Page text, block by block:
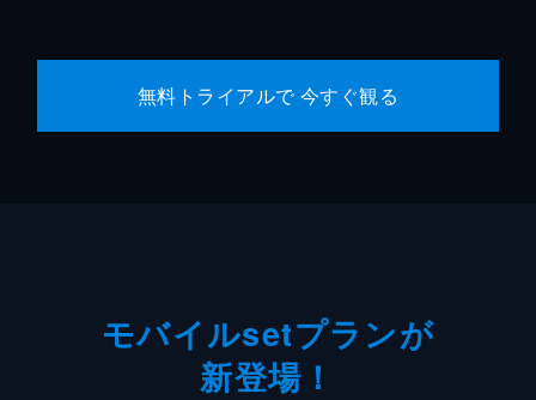
無料トライアルで 今すぐ観る
モバイルsetプランが
新登場！